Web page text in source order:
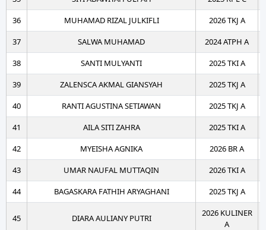
36
MUHAMAD RIZAL JULKIFLI
2026 TKJ A
37
SALWA MUHAMAD
2024 ATPH A
38
SANTI MULYANTI
2025 TKI A
39
ZALENSCA AKMAL GIANSYAH
2025 TKJ A
40
RANTI AGUSTINA SETIAWAN
2025 TKJ A
41
AILA SITI ZAHRA
2025 TKI A
42
MYEISHA AGNIKA
2026 BR A
43
UMAR NAUFAL MUTTAQIN
2026 TKI A
44
BAGASKARA FATHIH ARYAGHANI 2025 TKJ A
45 DIARA AULIANY PUTRI
2026 KULINER
A